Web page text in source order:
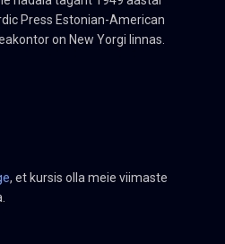
Press Estonian-American
on New Yorgi linnas.
, et kursis olla meie viimaste